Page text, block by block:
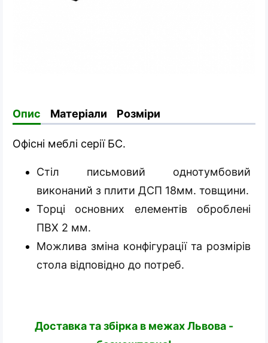
Опис Матеріали Розміри
Офісні меблі серії БС.
Стіл письмовий однотумбовий
виконаний з плити ДСП 18мм. товщини.
Торці основних елементів оброблені
ПВХ 2 мм.
Можлива зміна конфігурації та розмірів
стола відповідно до потреб.
Доставка та збірка в межах Львова -